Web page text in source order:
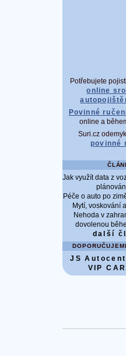
Potřebujete
online
Povinné
online a
Suri.cz
povinné
Jak využít data z
Péče o auto po
Mytí, voskování
Nehoda v
dovolenou
další
JS
VIP